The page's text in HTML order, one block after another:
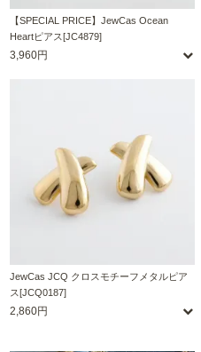
【SPECIAL PRICE】JewCas Ocean
Heartピアス[JC4879]
3,960円
JewCas JCQ クロスモチーフメタルピア
ス[JCQ0187]
2,860円